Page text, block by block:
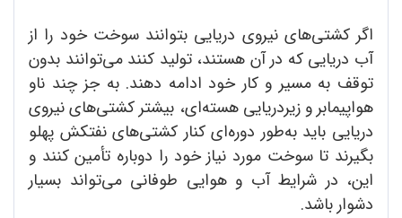
اگر کشتی‌های نیروی دریایی بتوانند سوخت خود را از
آب دریایی که در آن هستند، تولید کنند می‌توانند بدون
توقف به مسیر و کار خود ادامه دهند. به جز چند ناو
هواپیمابر و زیردریایی‌ هسته‌ای، بیشتر کشتی‌های نیروی
دریایی باید به‌طور دوره‌ای کنار کشتی‌های نفتکش پهلو
بگیرند تا سوخت مورد نیاز خود را دوباره تأمین کنند و
این، در شرایط آب و هوایی طوفانی می‌تواند بسیار
دشوار باشد.